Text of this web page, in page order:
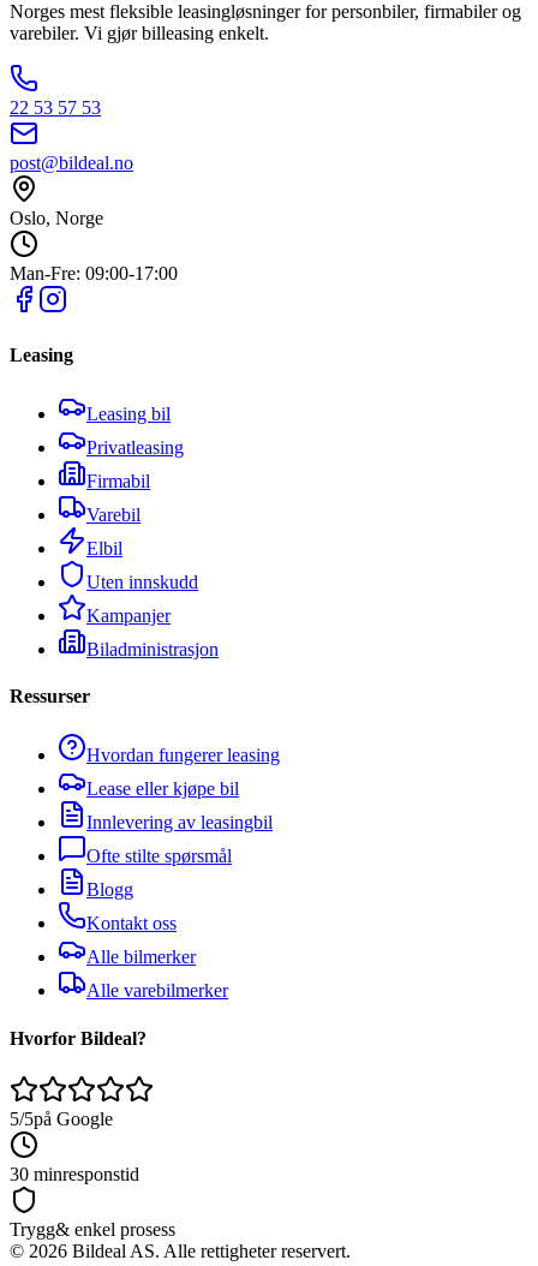
Norges mest fleksible leasingløsninger for personbiler, firmabiler og
varebiler. Vi gjør billeasing enkelt.
22 53 57 53
post@bildeal.no
Oslo, Norge
Man-Fre: 09:00-17:00
Leasing
Leasing bil
Privatleasing
Firmabil
Varebil
Elbil
Uten innskudd
Kampanjer
Biladministrasjon
Ressurser
Hvordan fungerer leasing
Lease eller kjøpe bil
Innlevering av leasingbil
Ofte stilte spørsmål
Blogg
Kontakt oss
Alle bilmerker
Alle varebilmerker
Hvorfor Bildeal?
5/5på Google
30 minresponstid
Trygg& enkel prosess
© 2026 Bildeal AS. Alle rettigheter reservert.